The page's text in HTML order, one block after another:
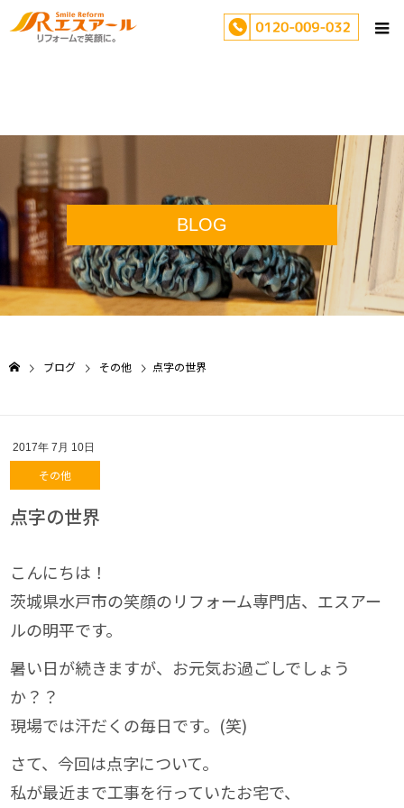
BLOG
ブログ その他 点字の世界
2017年 7月 10日
その他
点字の世界
こんにちは！
茨城県水戸市の笑顔のリフォーム専門店、エスアー
ルの明平です。
暑い日が続きますが、お元気お過ごしでしょう
か？？
現場では汗だくの毎日です。(笑)
さて、今回は点字について。
私が最近まで工事を行っていたお宅で、